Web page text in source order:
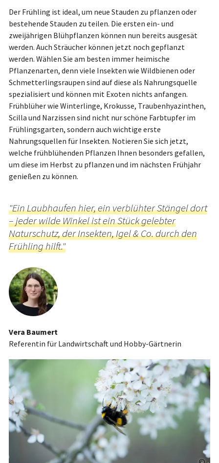
"Ein Laubhaufen hier, ein verblühter Stängel dort
– jeder wilde Winkel ist ein Stück gelebter
Naturschutz, der Insekten, Igel & Co. durch den
Frühling hilft."
Vera Baumert
Referentin für Landwirtschaft und Hobby-Gärtnerin
Der Frühling ist ideal, um neue Stauden zu pflanzen oder
bestehende Stauden zu teilen. Die ersten ein- und
zweijährigen Blühpflanzen können nun bereits ausgesät
werden. Auch Sträucher können jetzt noch gepflanzt
werden. Wählen Sie am besten immer heimische
Pflanzenarten, denn viele Insekten wie Wildbienen oder
Schmetterlingsraupen sind auf diese als Nahrungsquelle
spezialisiert und können mit Exoten nichts anfangen.
Frühblüher wie Winterlinge, Krokusse, Traubenhyazinthen,
Scilla und Narzissen sind nicht nur schöne Farbtupfer im
Frühlingsgarten, sondern auch wichtige erste
Nahrungsquellen für Insekten. Notieren Sie sich jetzt,
welche frühblühenden Pflanzen Ihnen besonders gefallen,
um diese im Herbst zu pflanzen und im nächsten Frühjahr
genießen zu können.